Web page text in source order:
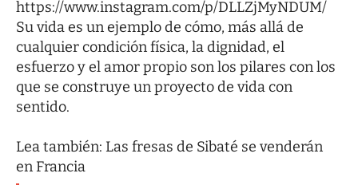
https://www.instagram.com/p/DLLZjMyNDUM/
Su vida es un ejemplo de cómo, más allá de
cualquier condición física, la dignidad, el
esfuerzo y el amor propio son los pilares con los
que se construye un proyecto de vida con
sentido.
Lea también: Las fresas de Sibaté se venderán
en Francia